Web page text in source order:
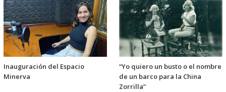
Inauguración del Espacio
Minerva
“Yo quiero un busto o el nombre
de un barco para la China
Zorrilla”